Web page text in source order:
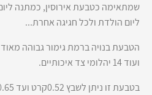
שמתאימה כטבעת אירוסין, כמתנה
ליום הולדת ולכל חגיגה אחרת...
הטבעת בנויה ברמת גימור גבוהה מאוד
ועוד 14 יהלומי צד איכותיים.